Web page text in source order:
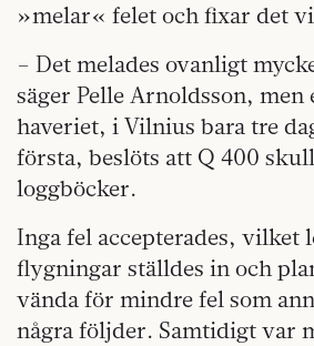
»melar« felet och fixar det
– Det melades ovanligt
säger Pelle Arnoldsson, men
haveriet, i Vilnius bara tre
första, beslöts att Q 400
loggböcker.
Inga fel accepterades, vilket
flygningar ställdes in och
vända för mindre fel som
några följder. Samtidigt var